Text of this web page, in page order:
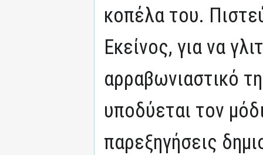
κοπέλα του.
Εκείνος, για να
αρραβωνιαστικό
υποδύεται τον
παρεξηγήσεις